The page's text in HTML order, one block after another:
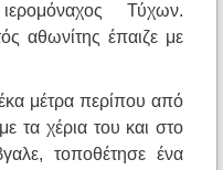
Τύχων.
αθωνίτης έπαιζε με
μέτρα περίπου από
τα χέρια του και στο
τοποθέτησε ένα